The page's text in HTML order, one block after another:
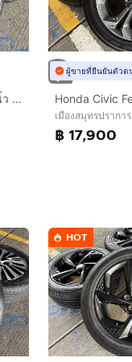
HONDA HR-V. RS MC.18 นิ้ว TOP‼️
ผู้ขายที่ยืนยันตัวต
Honda Civic
เมืองสมุทรปรากา
฿ 17,900
HOT